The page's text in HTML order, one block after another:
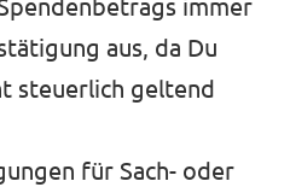
immer
aus, da Du
steuerlich geltend
für Sach- oder